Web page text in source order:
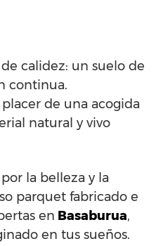
calidez: un suelo de
continua.
de una acogida
natural y vivo
la belleza y la
parquet fabricado e
en Basaburua,
en tus sueños.